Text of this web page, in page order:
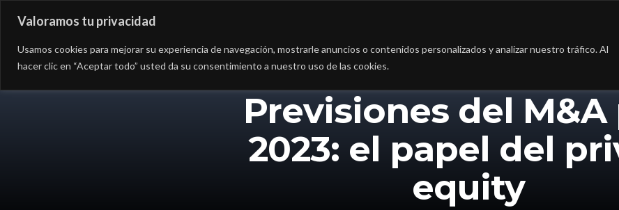
Valoramos tu privacidad
Usamos cookies para mejorar su experiencia de navegación, mostrarle anuncios o contenidos personalizados y analizar nuestro tráfico. Al
hacer clic en “Aceptar todo” usted da su consentimiento a nuestro uso de las cookies.
Previsiones del M&A
2023: el papel del
equity